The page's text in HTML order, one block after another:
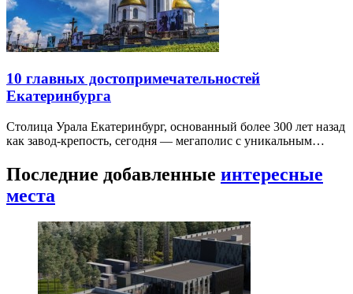
10 главных достопримечательностей
Екатеринбурга
Столица Урала Екатеринбург, основанный более 300 лет назад
как завод-крепость, сегодня — мегаполис с уникальным…
Последние добавленные интересные
места